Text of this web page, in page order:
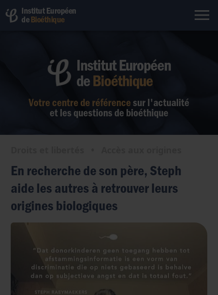
Institut Européen
deBioéthique
Votre centre de référence sur l'actualité
et les questions de bioéthique
Institut Européen
deBioéthique
En recherche de son père, Steph
aide les autres à retrouver leurs
origines biologiques